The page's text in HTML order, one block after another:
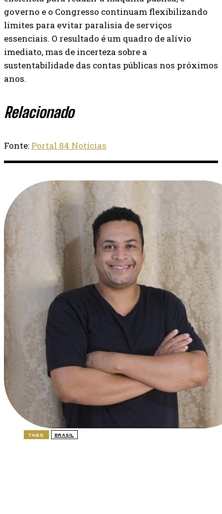
governo e o Congresso continuam flexibilizando
limites para evitar paralisia de serviços
essenciais. O resultado é um quadro de alívio
imediato, mas de incerteza sobre a
sustentabilidade das contas públicas nos próximos
anos.
Relacionado
Fonte: Portal 84 Notícias
TAGS: BRASIL